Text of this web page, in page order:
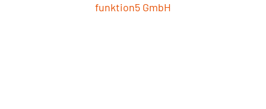
funktion5 GmbH